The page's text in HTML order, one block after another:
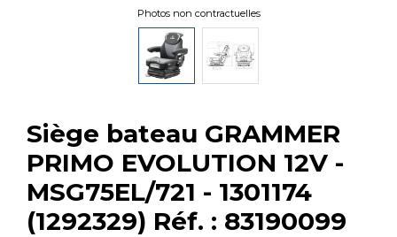
Siège bateau GRAMMER
PRIMO EVOLUTION 12V -
MSG75EL/721 - 1301174
(1292329) Réf. : 83190099
Photos non contractuelles